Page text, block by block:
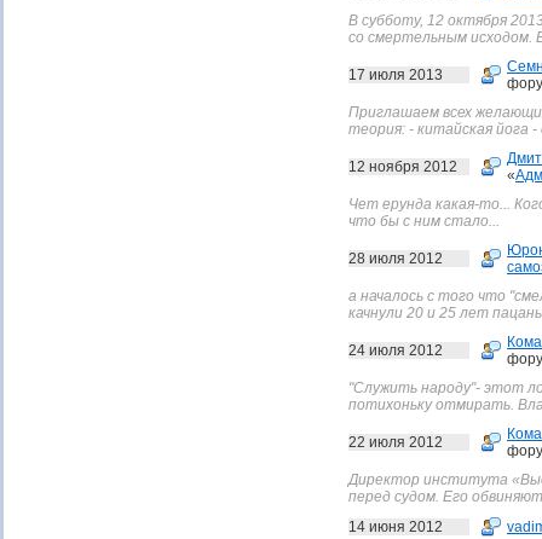
В субботу, 12 октября
со смертельным исходом.
17 июля 2013
Приглашаем всех
теория: - китайская йога
12 ноября 2012
«
Чет ерунда какая-то...
что бы с ним стало...
28 июля 2012
а началось с того что
качнули 20 и 25 лет
24 июля 2012
"Служить народу"- этот
потихоньку отмирать.
22 июля 2012
Директор института
перед судом. Его
14 июня 2012